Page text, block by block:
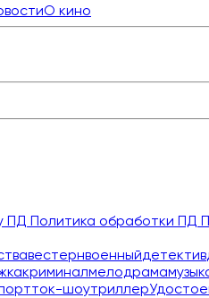
О кино
ПД Политика обработки ПД
вестернвоенныйдетектив
криминалмелодрама
ток-шоутриллер